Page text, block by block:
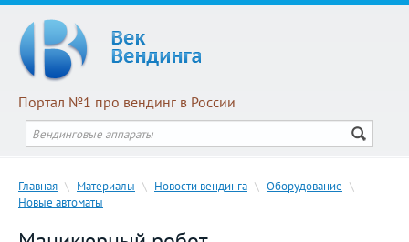
Портал №1 про вендинг в России
Главная \ Материалы \ Новости вендинга \ Оборудование \
Новые автоматы